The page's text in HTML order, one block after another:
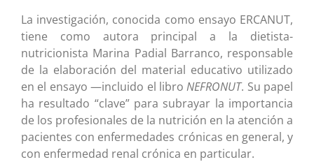
La investigación, conocida como ensayo ERCANUT,
tiene como autora principal a la dietista-
nutricionista Marina Padial Barranco, responsable
de la elaboración del material educativo utilizado
en el ensayo —incluido el libroNEFRONUT. Su papel
ha resultado “clave” para subrayar la importancia
de los profesionales de la nutrición en la atención a
pacientes con enfermedades crónicas en general, y
con enfermedad renal crónica en particular.